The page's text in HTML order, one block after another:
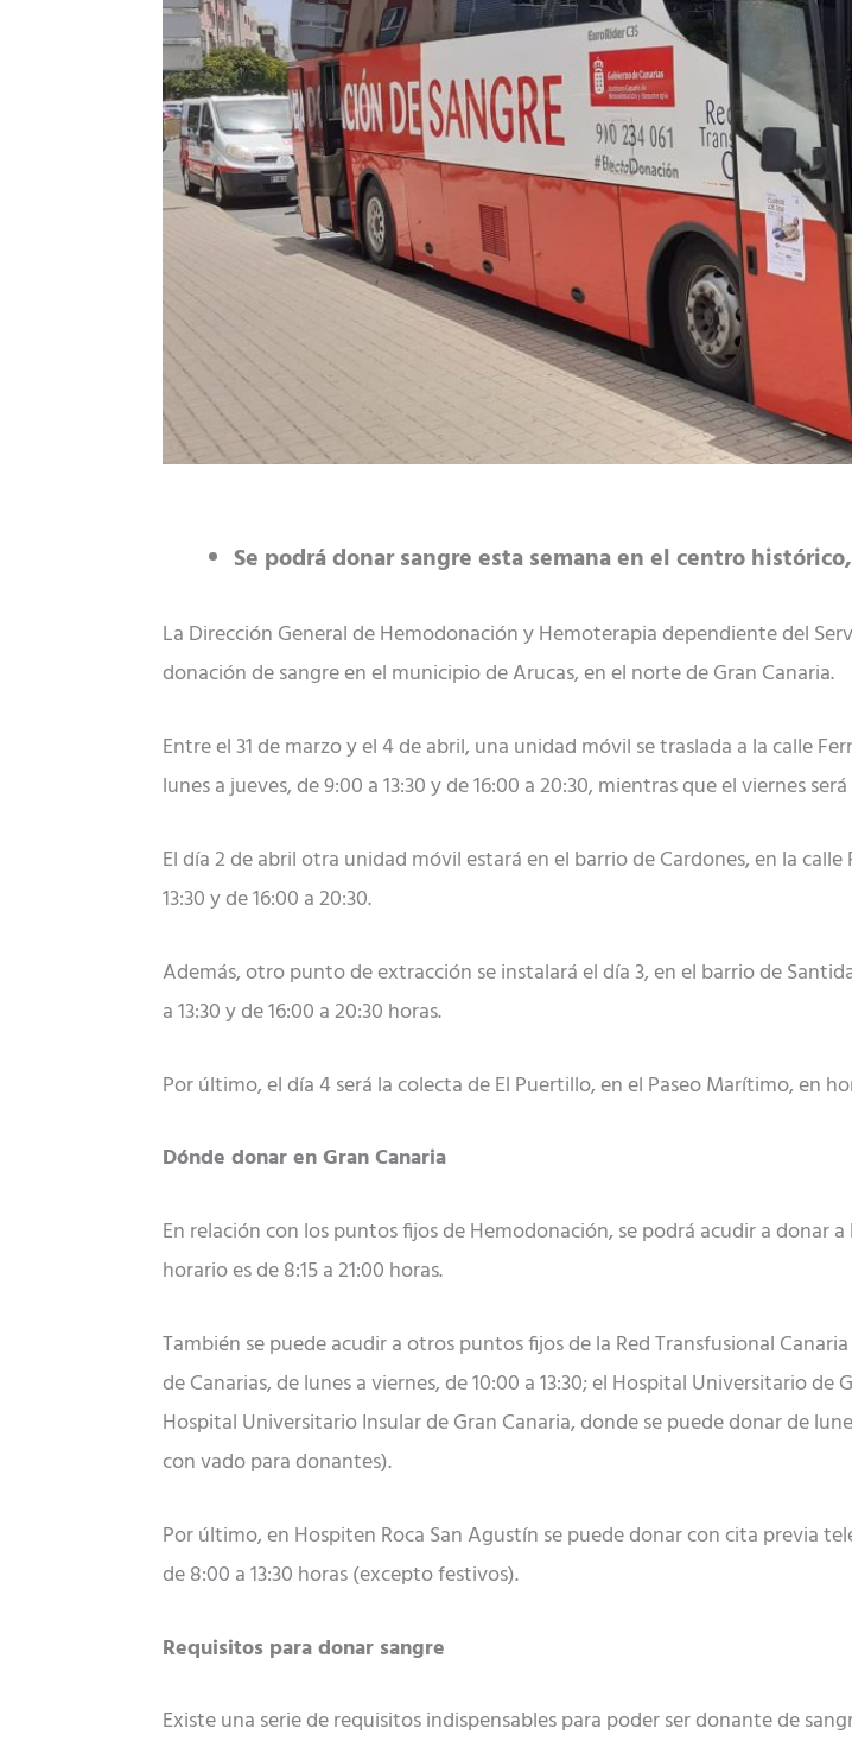
Se podrá donar sangre esta semana en el centro
La Dirección General de Hemodonación y Hemoterapia dependiente del
donación de sangre en el municipio de Arucas, en el norte de Gran Canaria.
Entre el 31 de marzo y el 4 de abril, una unidad móvil se traslada a la calle
lunes a jueves, de 9:00 a 13:30 y de 16:00 a 20:30, mientras que el viernes
El día 2 de abril otra unidad móvil estará en el barrio de Cardones, en la
13:30 y de 16:00 a 20:30.
Además, otro punto de extracción se instalará el día 3, en el barrio de
a 13:30 y de 16:00 a 20:30 horas.
Por último, el día 4 será la colecta de El Puertillo, en el Paseo Marítimo, en
Dónde donar en Gran Canaria
En relación con los puntos fijos de Hemodonación, se podrá acudir a donar
horario es de 8:15 a 21:00 horas.
También se puede acudir a otros puntos fijos de la Red Transfusional
de Canarias, de lunes a viernes, de 10:00 a 13:30; el Hospital Universitario de
Hospital Universitario Insular de Gran Canaria, donde se puede donar de
con vado para donantes).
Por último, en Hospiten Roca San Agustín se puede donar con cita previa
de 8:00 a 13:30 horas (excepto festivos).
Requisitos para donar sangre
Existe una serie de requisitos indispensables para poder ser donante de